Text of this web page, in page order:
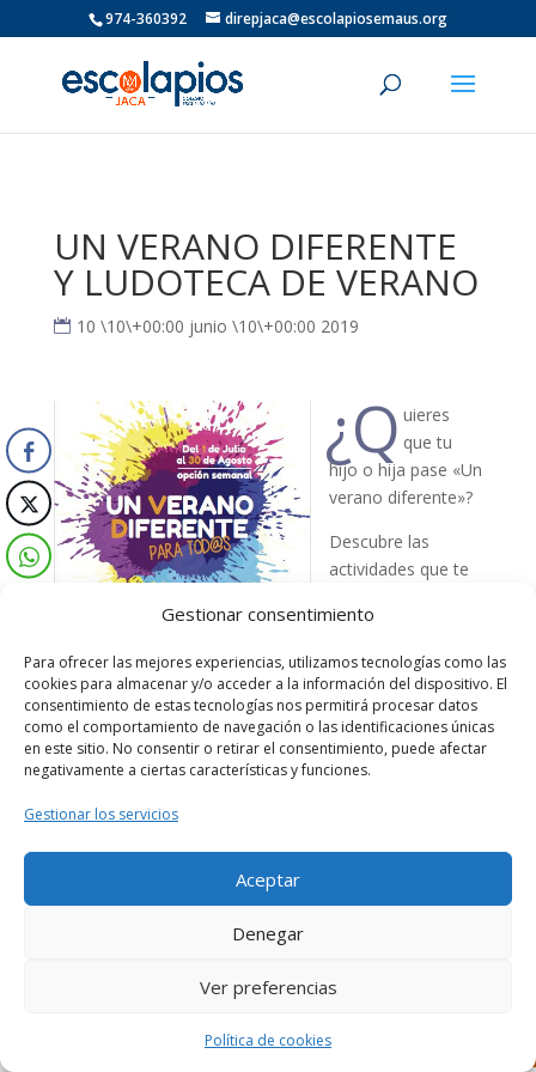
Gestionar consentimiento
Para ofrecer las mejores experiencias, utilizamos tecnologías como las
cookies para almacenar y/o acceder a la información del dispositivo. El
consentimiento de estas tecnologías nos permitirá procesar datos
como el comportamiento de navegación o las identificaciones únicas
en este sitio. No consentir o retirar el consentimiento, puede afectar
negativamente a ciertas características y funciones.
Gestionar los servicios
Aceptar
Denegar
Ver preferencias
Política de cookies
974-360392 direpjaca@escolapiosemaus.org
UN VERANO DIFERENTE
Y LUDOTECA DE VERANO
10 \10\+00:00 junio \10\+00:00 2019
¿Q uieres
que tu
hijo o hija pase «Un
verano diferente»?
Descubre las
actividades que te
su edad y que
harán que pase un
verano muy
divertido e
inolvidable.
Triptico verano diferente 2019
FOLLETO LUDOTECA VERANO 19
Diseñado por Escuelas Pías Provincia Emaús
Aviso Legal-